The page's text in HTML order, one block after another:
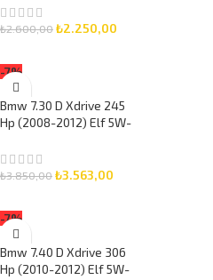
Bakım Seti 3 Parça Set
₺2.600,00₺2.250,00
-7%
Bmw 7.30 D Xdrive 245
Hp (2008-2012) Elf 5W-
Bakım Seti 3 Parça Set
₺3.850,00₺3.563,00
-7%
Bmw 7.40 D Xdrive 306
Hp (2010-2012) Elf 5W-